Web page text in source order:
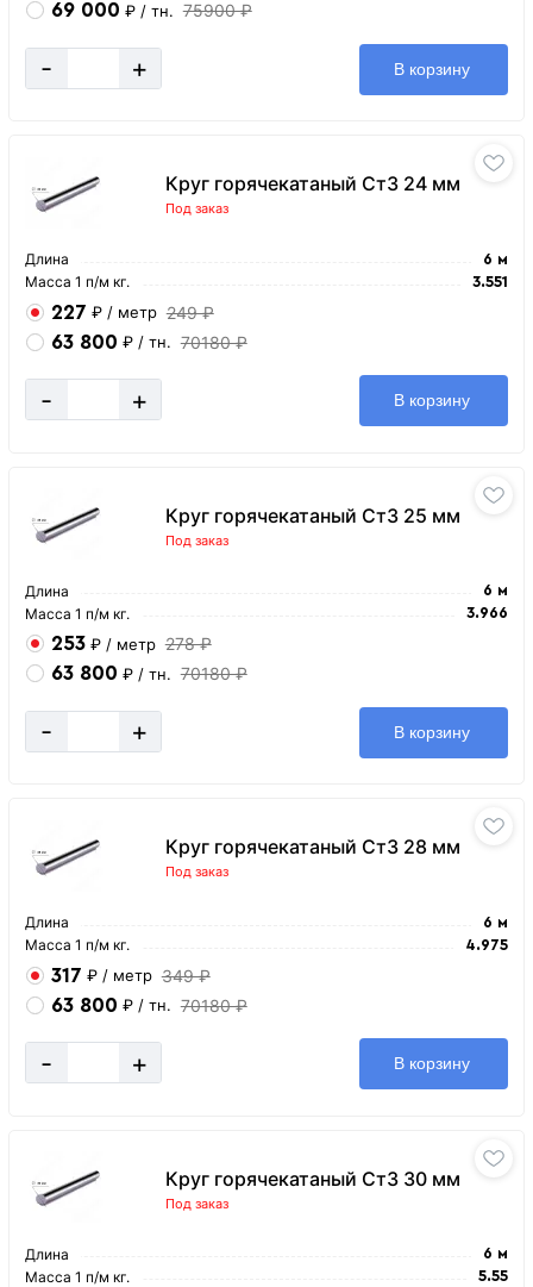
69 000 ₽ / тн. 75900 ₽
- + В корзину
Круг горячекатаный Ст3 24 мм
Под заказ
Длина 6 м
Масса 1 п/м кг. 3.551
227 ₽ / метр 249 ₽
63 800 ₽ / тн. 70180 ₽
- + В корзину
Круг горячекатаный Ст3 25 мм
Под заказ
Длина 6 м
Масса 1 п/м кг. 3.966
253 ₽ / метр 278 ₽
63 800 ₽ / тн. 70180 ₽
- + В корзину
Круг горячекатаный Ст3 28 мм
Под заказ
Длина 6 м
Масса 1 п/м кг. 4.975
317 ₽ / метр 349 ₽
63 800 ₽ / тн. 70180 ₽
- + В корзину
Круг горячекатаный Ст3 30 мм
Под заказ
Длина 6 м
Масса 1 п/м кг. 5.55